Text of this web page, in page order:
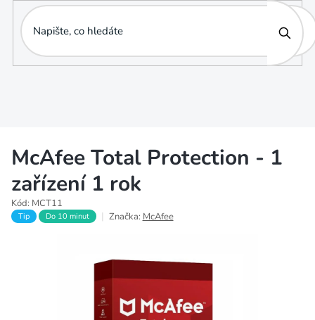
obsah
McAfee Total Protection - 1
zařízení 1 rok
Kód: MCT11
Tip Do 10 minut Značka: McAfee